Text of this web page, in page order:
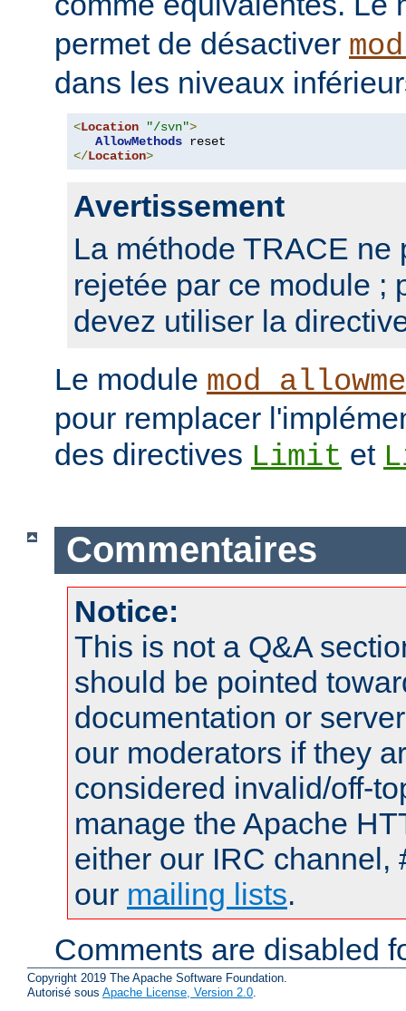
permet de désactiver
dans les niveaux
<Location "/svn">
AllowMethods
</Location>
Avertissement
La méthode TRACE ne
rejetée par ce module ;
devez utiliser la
Le module
pour remplacer
des directives Limit et
Commentaires
Notice:
This is not a Q&A
should be pointed
documentation or
our moderators if they
considered invalid/off-
manage the Apache
either our IRC channel,
our mailing lists.
Comments are disabled
Copyright 2019 The Apache Software Foundation.
Autorisé sous Apache License, Version 2.0